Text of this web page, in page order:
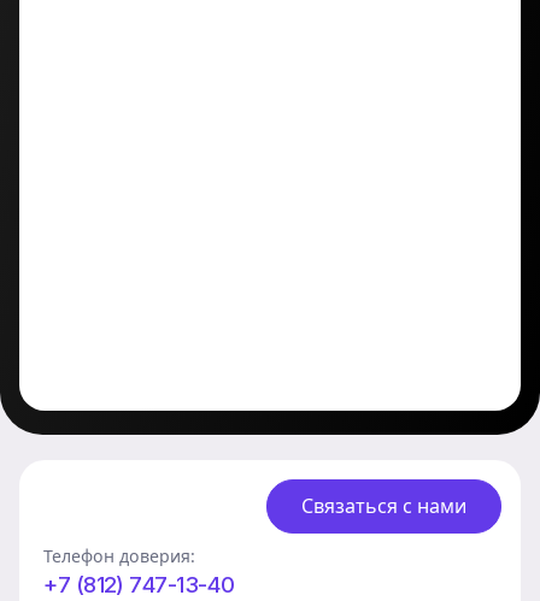
Связаться с нами
Телефон доверия:
+7 (812) 747-13-40